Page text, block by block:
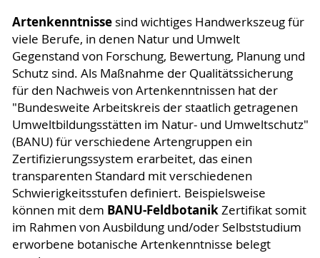
Artenkenntnissesind wichtiges Handwerkszeug für
viele Berufe, in denen Natur und Umwelt
Gegenstand von Forschung, Bewertung, Planung und
Schutz sind. Als Maßnahme der Qualitätssicherung
für den Nachweis von Artenkenntnissen hat der
"Bundesweite Arbeitskreis der staatlich getragenen
Umweltbildungsstätten im Natur- und Umweltschutz"
(BANU) für verschiedene Artengruppen ein
Zertifizierungssystem erarbeitet, das einen
transparenten Standard mit verschiedenen
Schwierigkeitsstufen definiert. Beispielsweise
können mit dem BANU-FeldbotanikZertifikat somit
im Rahmen von Ausbildung und/oder Selbststudium
erworbene botanische Artenkenntnisse belegt